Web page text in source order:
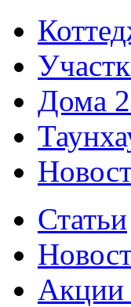
Дома
Статьи
Акции